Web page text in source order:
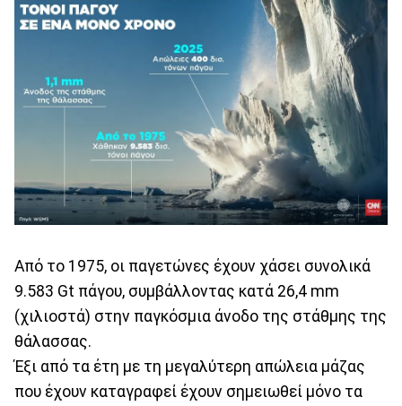
Από το 1975, οι παγετώνες έχουν χάσει συνολικά
9.583 Gt πάγου, συμβάλλοντας κατά 26,4 mm
(χιλιοστά) στην παγκόσμια άνοδο της στάθμης της
θάλασσας.
Έξι από τα έτη με τη μεγαλύτερη απώλεια μάζας
που έχουν καταγραφεί έχουν σημειωθεί μόνο τα